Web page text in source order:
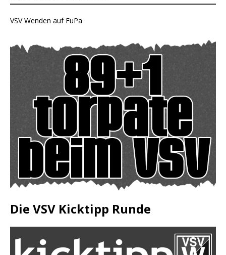
VSV Wenden auf FuPa
Die VSV Kicktipp Runde